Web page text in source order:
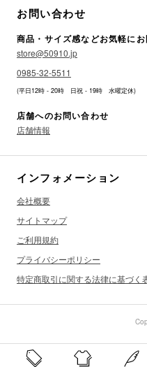
お問い合わせ
商品・サイズ感などお気軽に
store@50910.jp
0985-32-5511
(平日12時 - 20時 日祝 - 19時 水曜定休)
店舗へのお問い合わせ
店舗情報
インフォメーション
会社概要
サイトマップ
ご利用規約
プライバシーポリシー
特定商取引に関する法律に基づく